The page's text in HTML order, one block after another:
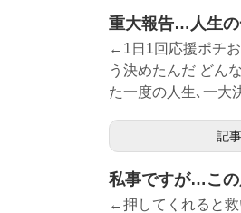
重大報告…人生
←1日1回応援ポチ
う決めたんだ どん
た一度の人生､一大
記
私事ですが…この
←押してくれると